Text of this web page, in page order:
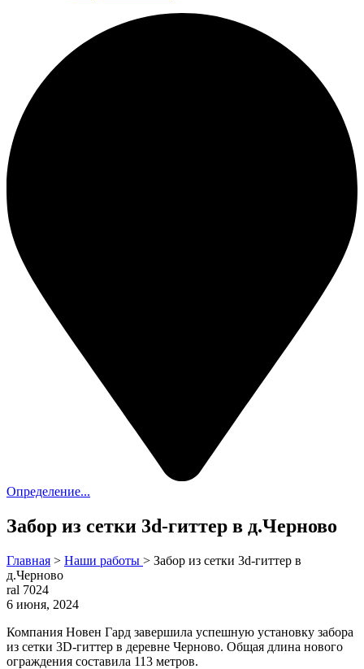
Определение...
Забор из сетки 3d-гиттер в д.Черново
Главная > Наши работы > Забор из сетки 3d-гиттер в
д.Черново
ral 7024
6 июня, 2024
Компания Новен Гард завершила успешную установку забора
из сетки 3D-гиттер в деревне Черново. Общая длина нового
ограждения составила 113 метров.